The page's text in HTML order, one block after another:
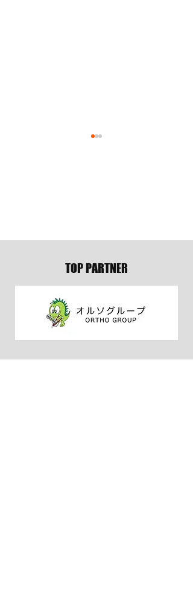
TOP PARTNER